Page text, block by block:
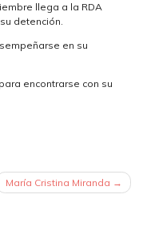
llega a la RDA
detención.
en su
encontrarse con su
María Cristina Miranda